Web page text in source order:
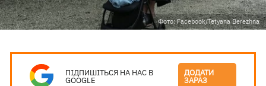
Фото: Facebook/Tetyana Berezhna
ПІДПИШІТЬСЯ НА НАС В
GOOGLE
ДОДАТИ
ЗАРАЗ